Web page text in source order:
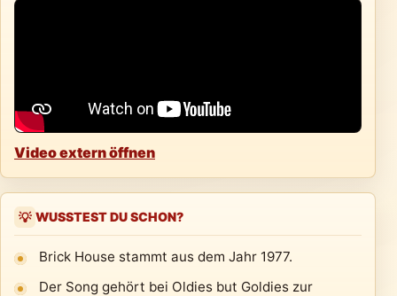
Video extern öffnen
💡 WUSSTEST DU SCHON?
Brick House stammt aus dem Jahr 1977.
Der Song gehört bei Oldies but Goldies zur